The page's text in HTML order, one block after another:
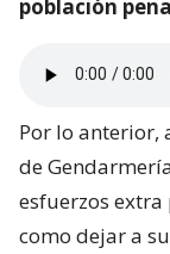
población
Por lo anterior,
de
esfuerzos
como dejar a